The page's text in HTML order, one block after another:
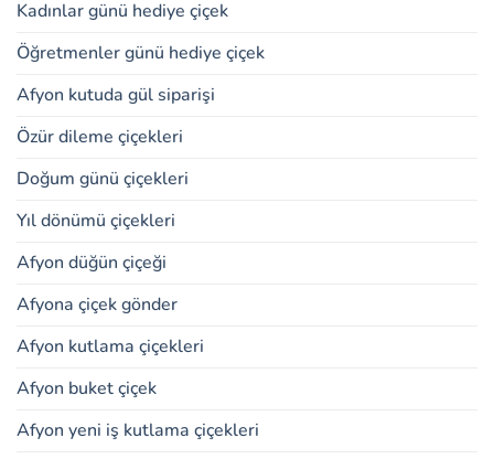
Kadınlar günü hediye çiçek
Öğretmenler günü hediye çiçek
Afyon kutuda gül siparişi
Özür dileme çiçekleri
Doğum günü çiçekleri
Yıl dönümü çiçekleri
Afyon düğün çiçeği
Afyona çiçek gönder
Afyon kutlama çiçekleri
Afyon buket çiçek
Afyon yeni iş kutlama çiçekleri